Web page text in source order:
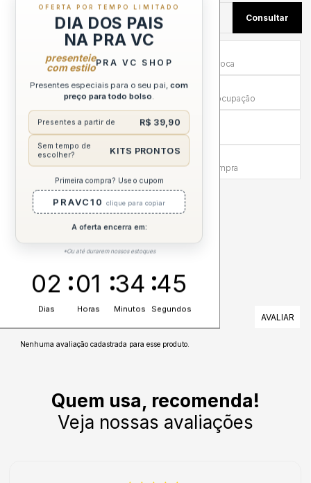
Frete por nossa conta na primeira troca
Troca em até 30 dias
Mais tempo para experimentar sem preocupação
Compra sem Risco
7 dias para reembolso integral
Atendimento Humanizado
Via WhatsApp antes e depois da compra
DESCRIÇÃO COMPLETA
AVALIAÇÕES
Nenhuma avaliação cadastrada para esse produto.
Quem usa, recomenda!
Veja nossas avaliações
OFERTA POR TEMPO LIMITADO
DIA DOS PAIS
NA PRA VC
presenteie
com estiloPRA VC SHOP
Presentes especiais para o seu pai, com
preço para todo bolso.
Presentes a partir de R$ 39,90
Sem tempo de
escolher?
KITS PRONTOS
Primeira compra? Use o cupom
PRAVC10 clique para copiar
A oferta encerra em:
*Ou até durarem nossos estoques
02
Dias
01
Horas
34
Minutos
45
Segundos